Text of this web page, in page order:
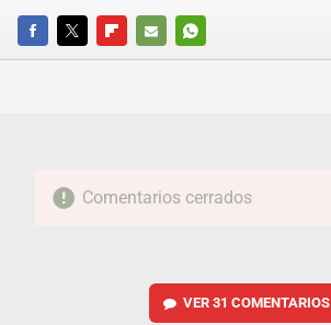
FACEBOOKTWITTERFLIPBOARD
E-
WHATSAPP
Comentarios cerrados
VER 31 COMENTARIOS